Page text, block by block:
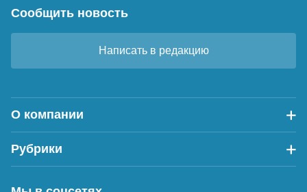
Сообщить новость
Написать в редакцию
О компании
Рубрики